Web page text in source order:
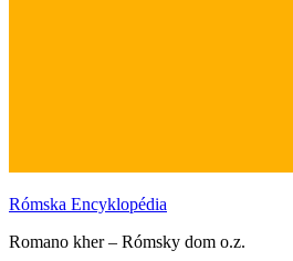
Rómska Encyklopédia
Romano kher – Rómsky dom o.z.